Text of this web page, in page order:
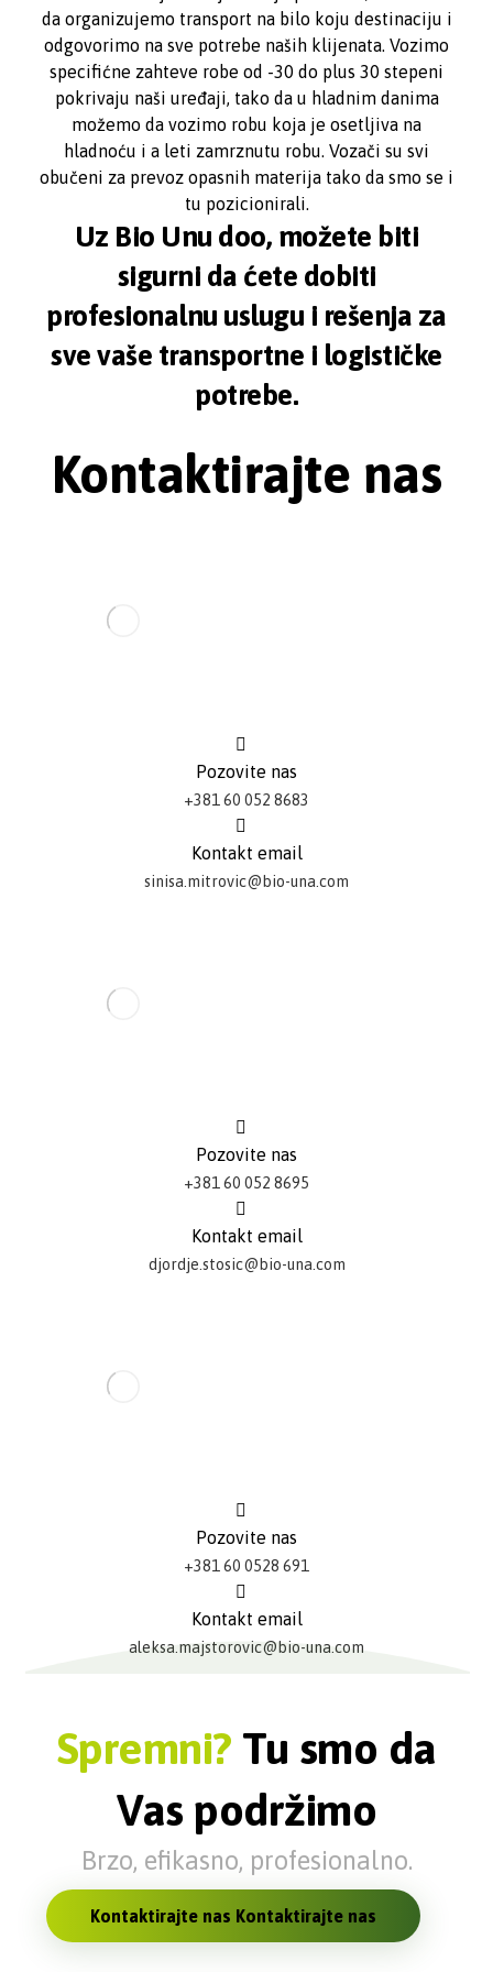
da organizujemo transport na bilo koju destinaciju i
odgovorimo na sve potrebe naših klijenata. Vozimo
specifićne zahteve robe od -30 do plus 30 stepeni
pokrivaju naši uređaji, tako da u hladnim danima
možemo da vozimo robu koja je osetljiva na
hladnoću i a leti zamrznutu robu. Vozači su svi
obučeni za prevoz opasnih materija tako da smo se i
tu pozicionirali.
Uz Bio Unu doo, možete biti
sigurni da ćete dobiti
profesionalnu uslugu i rešenja za
sve vaše transportne i logističke
potrebe.
Kontaktirajte nas
Pozovite nas
+381 60 052 8683
Kontakt email
sinisa.mitrovic@bio-una.com
Pozovite nas
+381 60 052 8695
Kontakt email
djordje.stosic@bio-una.com
Pozovite nas
+381 60 0528 691
Kontakt email
aleksa.majstorovic@bio-una.com
Spremni? Tu smo da
Vas podržimo
Brzo, efikasno, profesionalno.
Kontaktirajte nas Kontaktirajte nas